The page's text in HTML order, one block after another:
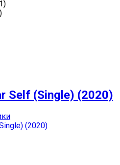
Self (Single) (2020)